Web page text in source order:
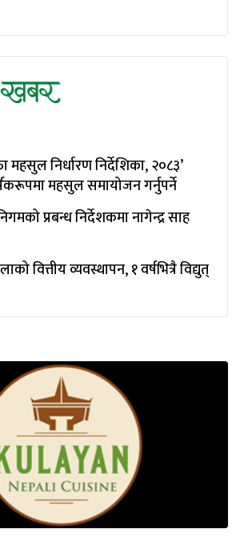
महसुल निर्धारण निर्देशिका, २०८३’
महसुल समायोजन गर्नुपर्ने
प्रबन्ध निर्देशकमा नागेन्द्र साह
वित्तीय व्यवस्थापन, १ वर्षभित्रै विद्युत्